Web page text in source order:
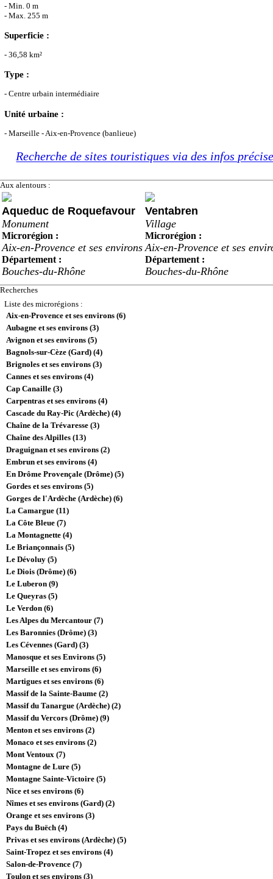
- Min. 0 m
- Max. 255 m
Superficie :
- 36,58 km²
Type :
- Centre urbain intermédiaire
Unité urbaine :
- Marseille - Aix-en-Provence (banlieue)
Recherche de sites touristiques via des infos
Aux alentours :
Aqueduc de Roquefavour
Monument
Microrégion :
Aix-en-Provence et ses environs
Département :
Bouches-du-Rhône
Ventabren
Village
Microrégion :
Aix-en-Provence et ses
Département :
Bouches-du-Rhône
Recherches
Liste des microrégions :
Aix-en-Provence et ses environs (6)
Aubagne et ses environs (3)
Avignon et ses environs (5)
Bagnols-sur-Cèze (Gard) (4)
Brignoles et ses environs (3)
Cannes et ses environs (4)
Cap Canaille (3)
Carpentras et ses environs (4)
Cascade du Ray-Pic (Ardèche) (4)
Chaîne de la Trévaresse (3)
Chaîne des Alpilles (13)
Draguignan et ses environs (2)
Embrun et ses environs (4)
En Drôme Provençale (Drôme) (5)
Gordes et ses environs (5)
Gorges de l'Ardèche (Ardèche) (6)
La Camargue (11)
La Côte Bleue (7)
La Montagnette (4)
Le Briançonnais (5)
Le Dévoluy (5)
Le Diois (Drôme) (6)
Le Luberon (9)
Le Queyras (5)
Le Verdon (6)
Les Alpes du Mercantour (7)
Les Baronnies (Drôme) (3)
Les Cévennes (Gard) (3)
Manosque et ses Environs (5)
Marseille et ses environs (6)
Martigues et ses environs (6)
Massif de la Sainte-Baume (2)
Massif du Tanargue (Ardèche) (2)
Massif du Vercors (Drôme) (9)
Menton et ses environs (2)
Monaco et ses environs (2)
Mont Ventoux (7)
Montagne de Lure (5)
Montagne Sainte-Victoire (5)
Nice et ses environs (6)
Nîmes et ses environs (Gard) (2)
Orange et ses environs (3)
Pays du Buëch (4)
Privas et ses environs (Ardèche) (5)
Saint-Tropez et ses environs (4)
Salon-de-Provence (7)
Toulon et ses environs (3)